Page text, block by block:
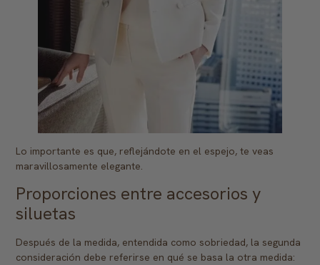
Lo importante es que, reflejándote en el espejo, te veas
maravillosamente elegante.
Proporciones entre accesorios y
siluetas
Después de la medida, entendida como sobriedad, la segunda
consideración debe referirse en qué se basa la otra medida: